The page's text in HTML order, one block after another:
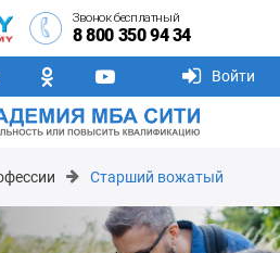
Звонок бесплатный
8 800 350 94 34
Войти
Старший вожатый